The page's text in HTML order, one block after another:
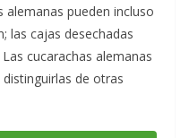
alemanas pueden incluso
las cajas desechadas
Las cucarachas alemanas
de otras